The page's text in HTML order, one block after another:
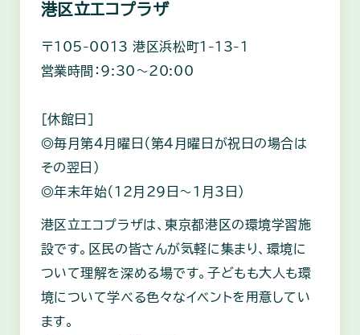
港区立エコプラザ
〒105-0013 港区浜松町1-13-1
営業時間：9:30～20:00
［休館日］
◎毎月第4月曜日（第4月曜日が祝日の場合は
その翌日）
◎年末年始（12月29日～1月3日）
港区立エコプラザは、東京都港区の環境学習施
設です。区民の皆さんが気軽に集まり、環境に
ついて理解を深める場です。子どもも大人も環
境について学べる色々なイベントを用意してい
ます。